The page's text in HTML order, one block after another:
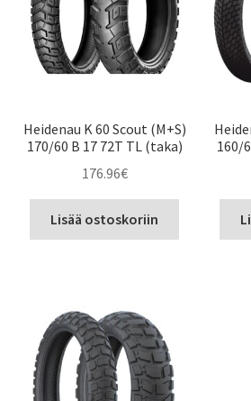
Heidenau K 60 Scout (M+S)
170/60 B 17 72T TL (taka)
176.96€
Lisää ostoskoriin
160/